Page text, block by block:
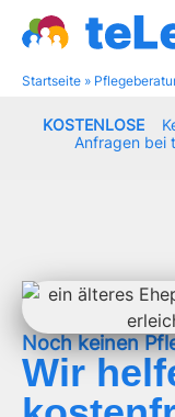
Startseite »
KOSTENLOSE
Anfragen bei
Noch keinen
Wir